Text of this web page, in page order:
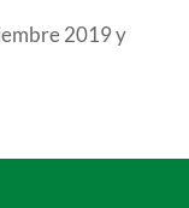
2019 y